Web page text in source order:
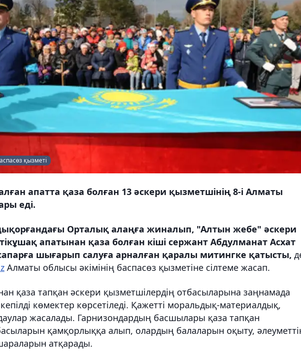
қызметі
апатта қаза болған 13 әскери қызметшінің 8-і Алматы
еді.
Орталық алаңға жиналып, "Алтын жебе" әскери
апатынан қаза болған кіші сержант Абдулманат Асхат
шығарып салуға арналған қаралы митингке қатысты,
Алматы облысы әкімінің баспасөз қызметіне сілтеме жасап.
қаза тапқан әскери қызметшілердің отбасыларына заңнамада
көмектер көрсетіледі. Қажетті моральдық-материалдық,
жасалады. Гарнизондардың басшылары қаза тапқан
қамқорлыққа алып, олардың балаларын оқыту,
атқарады.